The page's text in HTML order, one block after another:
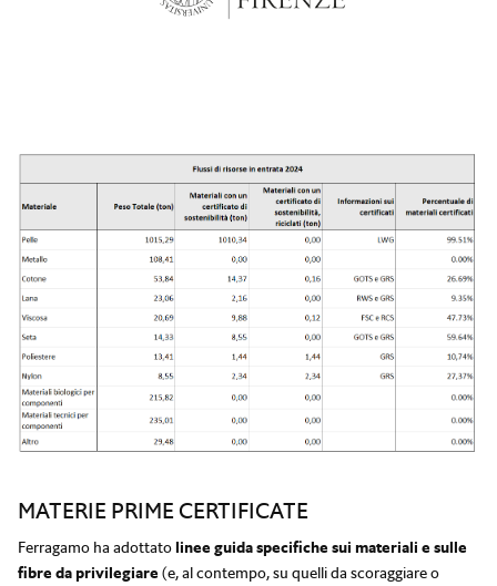
MATERIE PRIME CERTIFICATE
Ferragamo ha adottatolinee guida specifiche sui materiali e sulle
fibre da privilegiare (e, al contempo, su quelli da scoraggiare o